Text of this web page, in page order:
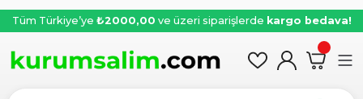
Tüm Türkiye’ye ₺2000,00 ve üzeri siparişlerde kargo bedava!